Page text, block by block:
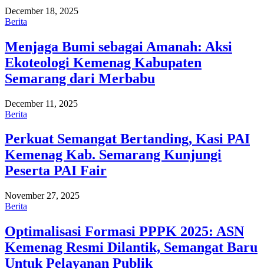
December 18, 2025
Berita
Menjaga Bumi sebagai Amanah: Aksi
Ekoteologi Kemenag Kabupaten
Semarang dari Merbabu
December 11, 2025
Berita
Perkuat Semangat Bertanding, Kasi PAI
Kemenag Kab. Semarang Kunjungi
Peserta PAI Fair
November 27, 2025
Berita
Optimalisasi Formasi PPPK 2025: ASN
Kemenag Resmi Dilantik, Semangat Baru
Untuk Pelayanan Publik